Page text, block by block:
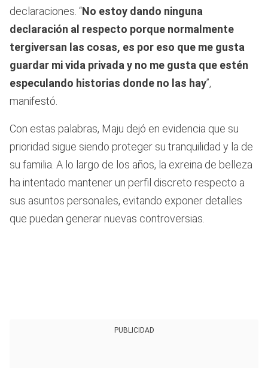
declaraciones. “No estoy dando ninguna
declaración al respecto porque normalmente
tergiversan las cosas, es por eso que me gusta
guardar mi vida privada y no me gusta que estén
especulando historias donde no las hay”,
manifestó.
Con estas palabras, Maju dejó en evidencia que su
prioridad sigue siendo proteger su tranquilidad y la de
su familia. A lo largo de los años, la exreina de belleza
ha intentado mantener un perfil discreto respecto a
sus asuntos personales, evitando exponer detalles
que puedan generar nuevas controversias.
PUBLICIDAD